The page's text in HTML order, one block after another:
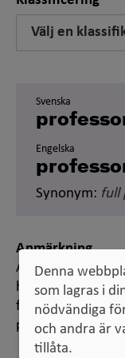
Välj en
Svenska
Engelska
Synonym: full
Anmärkning
Anställning som
förutsätter
pedagogisk
Denna
som lagras i
nödvändiga
och andra är
tillåta.